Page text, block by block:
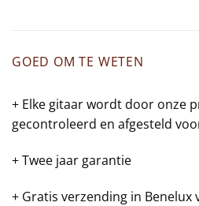
GOED OM TE WETEN
+ Elke gitaar wordt door onze
gecontroleerd en afgesteld
+ Twee jaar garantie
+ Gratis verzending in Benelux